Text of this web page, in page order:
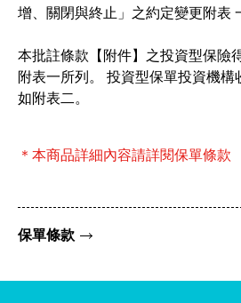
增、關閉與終止」之約定變更附表
本批註條款【附件】之投資型保險
附表一所列。 投資型保單投資機構
如附表二。
＊本商品詳細內容請詳閱保單條款
保單條款